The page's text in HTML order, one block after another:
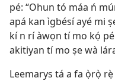
pé: “Ohun tó máa ń
apá kan ìgbésí ayé mi
kí n rí àwọn tí mo kọ́
akitiyan tí mo ṣe wà
Leemarys tá a fa ọ̀rọ̀